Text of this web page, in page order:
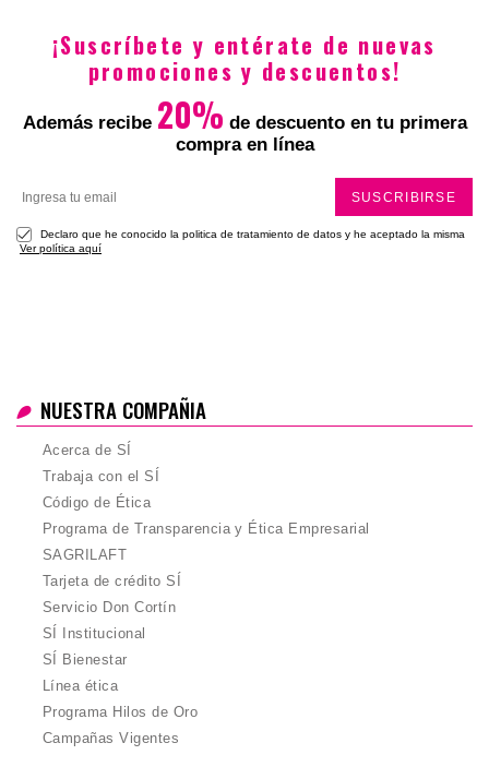
¡Suscríbete y entérate de nuevas
promociones y descuentos!
Además recibe 20% de descuento en tu primera
compra en línea
SUSCRIBIRSE
Declaro que he conocido la politica de tratamiento de datos y he aceptado la misma
Ver política aquí
NUESTRA COMPAÑIA
Acerca de SÍ
Trabaja con el SÍ
Código de Ética
Programa de Transparencia y Ética Empresarial
SAGRILAFT
Tarjeta de crédito SÍ
Servicio Don Cortín
SÍ Institucional
SÍ Bienestar
Línea ética
Programa Hilos de Oro
Campañas Vigentes